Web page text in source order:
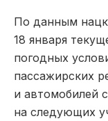
По данным
18 января
погодных
пассажирских
и автомобилей
на следующих